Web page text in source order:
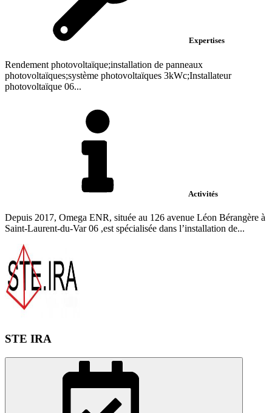
Expertises
Rendement photovoltaïque;installation de panneaux
photovoltaïques;système photovoltaïques 3kWc;Installateur
photovoltaïque 06...
Activités
Depuis 2017, Omega ENR, située au 126 avenue Léon Bérangère à
Saint-Laurent-du-Var 06 ,est spécialisée dans l’installation de...
STE IRA